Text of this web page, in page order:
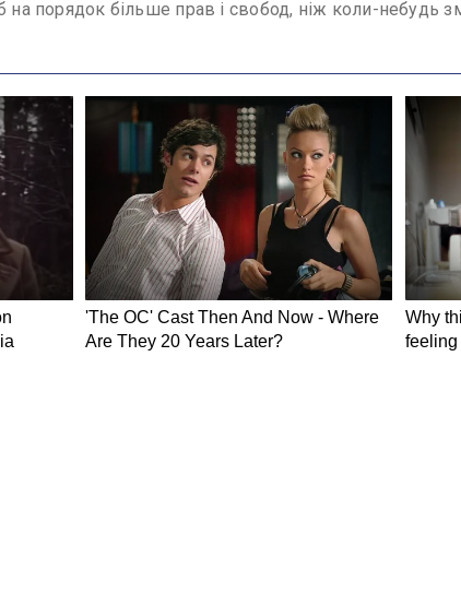
порядок більше прав і свобод, ніж коли-небудь